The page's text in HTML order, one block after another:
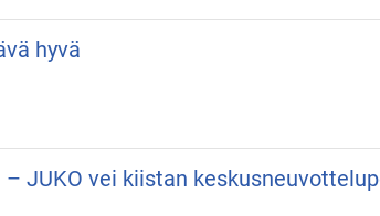
hyvä
JUKO vei kiistan